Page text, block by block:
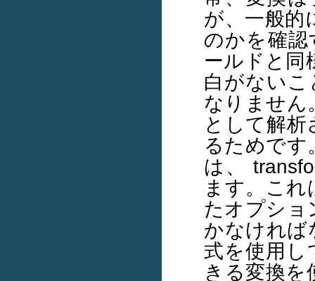
が、一般的
のかを確認
ールドと同
白がない
なりません
として解
るためです
は、
ます。これ
たオプショ
かなければ
式を使用
きる変換を